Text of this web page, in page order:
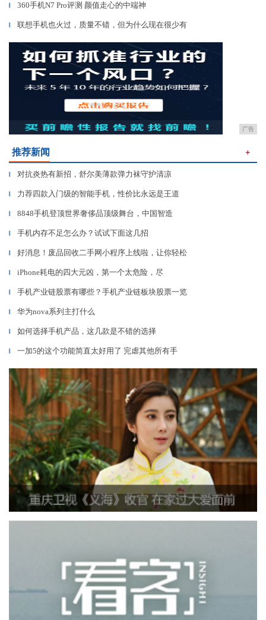
▎ 360手机N7 Pro评测 颜值走心的中端神
▎ 联想手机也火过，质量不错，但为什么现在很少有
广告
推荐新闻 ＋
▎ 对抗炎热有新招，舒尔美薄款弹力袜守护清凉
▎ 力荐四款入门级的智能手机，性价比永远是王道
▎ 8848手机登顶世界奢侈品顶级舞台，中国智造
▎ 手机内存不足怎么办？试试下面这几招
▎ 好消息！废品回收二手网小程序上线啦，让你轻松
▎ iPhone耗电的四大元凶，第一个太危险，尽
▎ 手机产业链股票有哪些？手机产业链板块股票一览
▎ 华为nova系列主打什么
▎ 如何选择手机产品，这几款是不错的选择
▎ 一加5的这个功能简直太好用了 完虐其他所有手